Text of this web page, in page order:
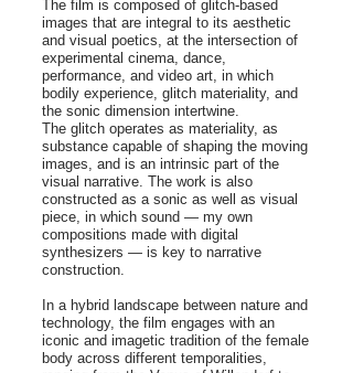
The film is composed of glitch-based
images that are integral to its aesthetic
and visual poetics, at the intersection of
experimental cinema, dance,
performance, and video art, in which
bodily experience, glitch materiality, and
the sonic dimension intertwine.
The glitch operates as materiality, as
substance capable of shaping the moving
images, and is an intrinsic part of the
visual narrative. The work is also
constructed as a sonic as well as visual
piece, in which sound — my own
compositions made with digital
synthesizers — is key to narrative
construction.
In a hybrid landscape between nature and
technology, the film engages with an
iconic and imagetic tradition of the female
body across different temporalities,